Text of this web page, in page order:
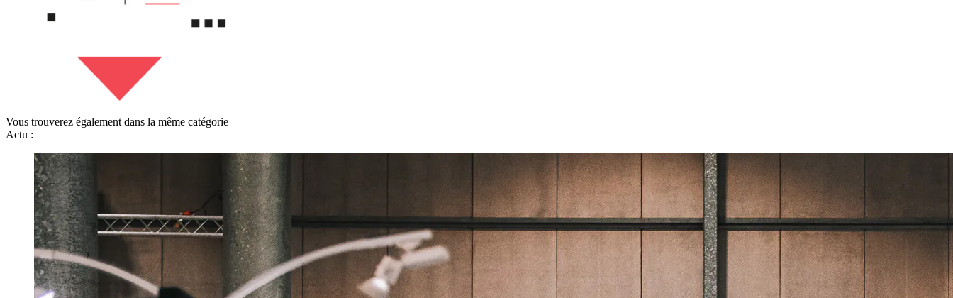
Vous trouverez également dans la même catégorie
Actu :